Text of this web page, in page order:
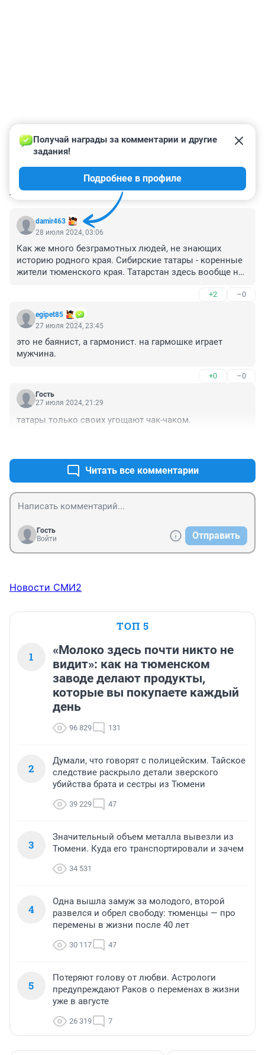
КОММЕНТАРИИ 43
damir463
Получай награды за комментарии и другие
задания!
Подробнее в профиле
28 июля 2024, 03:06
Как же много безграмотных людей, не знающих
историю родного края. Сибирские татары - коренные
жители тюменского края. Татарстан здесь вообще не
Тюмень, тура, тобол - это тюркские слова.
+2 –0
egipet85
27 июля 2024, 23:45
это не баянист, а гармонист. на гармошке играет
мужчина.
+0 –0
Гость
27 июля 2024, 21:29
татары только своих угощают чак-чаком.
Читать все комментарии
Гость
Войти
Отправить
Новости СМИ2
ТОП 5
1
«Молоко здесь почти никто не
видит»: как на тюменском
заводе делают продукты,
которые вы покупаете каждый
день
96 829 131
2
Думали, что говорят с полицейским. Тайское
следствие раскрыло детали зверского
убийства брата и сестры из Тюмени
39 229 47
3
Значительный объем металла вывезли из
Тюмени. Куда его транспортировали и зачем
34 531
4
Одна вышла замуж за молодого, второй
развелся и обрел свободу: тюменцы — про
перемены в жизни после 40 лет
30 117 47
5
Потеряют голову от любви. Астрологи
предупреждают Раков о переменах в жизни
уже в августе
26 319 7